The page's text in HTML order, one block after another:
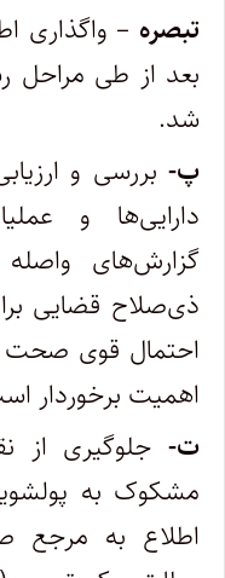
تبصره – واگذاری
بعد از طی مراحل
شد.
پ- بررسی و
دارایی‌ها و
گزارش‌های
ذی‌صلاح قضایی
احتمال قوی صحت
اهمیت برخوردار
ت- جلوگیری از
مشکوک به
اطلاع به مرجع